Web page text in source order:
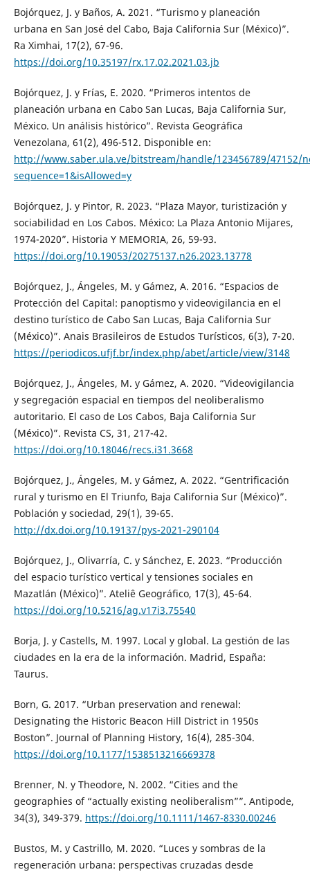
Bojórquez, J. y Baños, A. 2021. “Turismo y planeación
urbana en San José del Cabo, Baja California Sur (México)”.
Ra Ximhai, 17(2), 67-96.
https://doi.org/10.35197/rx.17.02.2021.03.jb
Bojórquez, J. y Frías, E. 2020. “Primeros intentos de
planeación urbana en Cabo San Lucas, Baja California Sur,
México. Un análisis histórico”. Revista Geográfica
Venezolana, 61(2), 496-512. Disponible en:
http://www.saber.ula.ve/bitstream/handle/123456789/47152/
sequence=1&isAllowed=y
Bojórquez, J. y Pintor, R. 2023. “Plaza Mayor, turistización y
sociabilidad en Los Cabos. México: La Plaza Antonio Mijares,
1974-2020”. Historia Y MEMORIA, 26, 59-93.
https://doi.org/10.19053/20275137.n26.2023.13778
Bojórquez, J., Ángeles, M. y Gámez, A. 2016. “Espacios de
Protección del Capital: panoptismo y videovigilancia en el
destino turístico de Cabo San Lucas, Baja California Sur
(México)”. Anais Brasileiros de Estudos Turísticos, 6(3), 7-20.
https://periodicos.ufjf.br/index.php/abet/article/view/3148
Bojórquez, J., Ángeles, M. y Gámez, A. 2020. “Videovigilancia
y segregación espacial en tiempos del neoliberalismo
autoritario. El caso de Los Cabos, Baja California Sur
(México)”. Revista CS, 31, 217-42.
https://doi.org/10.18046/recs.i31.3668
Bojórquez, J., Ángeles, M. y Gámez, A. 2022. “Gentrificación
rural y turismo en El Triunfo, Baja California Sur (México)”.
Población y sociedad, 29(1), 39-65.
http://dx.doi.org/10.19137/pys-2021-290104
Bojórquez, J., Olivarría, C. y Sánchez, E. 2023. “Producción
del espacio turístico vertical y tensiones sociales en
Mazatlán (México)”. Ateliê Geográfico, 17(3), 45-64.
https://doi.org/10.5216/ag.v17i3.75540
Borja, J. y Castells, M. 1997. Local y global. La gestión de las
ciudades en la era de la información. Madrid, España:
Taurus.
Born, G. 2017. “Urban preservation and renewal:
Designating the Historic Beacon Hill District in 1950s
Boston”. Journal of Planning History, 16(4), 285-304.
https://doi.org/10.1177/1538513216669378
Brenner, N. y Theodore, N. 2002. “Cities and the
geographies of “actually existing neoliberalism””. Antipode,
34(3), 349-379. https://doi.org/10.1111/1467-8330.00246
Bustos, M. y Castrillo, M. 2020. “Luces y sombras de la
regeneración urbana: perspectivas cruzadas desde